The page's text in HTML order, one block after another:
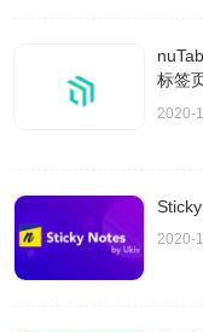
标签
2020-
2020-